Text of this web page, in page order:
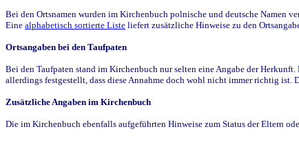
Bei den Ortsnamen wurden im Kirchenbuch polnische und deutsche Namen
Eine alphabetisch sortierte Liste liefert zusätzliche Hinweise zu den
Ortsangaben bei den Taufpaten
Bei den Taufpaten stand im Kirchenbuch nur selten eine Angabe der
allerdings festgestellt, dass diese Annahme doch wohl nicht immer richtig ist.
Zusätzliche Angaben im Kirchenbuch
Die im Kirchenbuch ebenfalls aufgeführten Hinweise zum Status der Eltern